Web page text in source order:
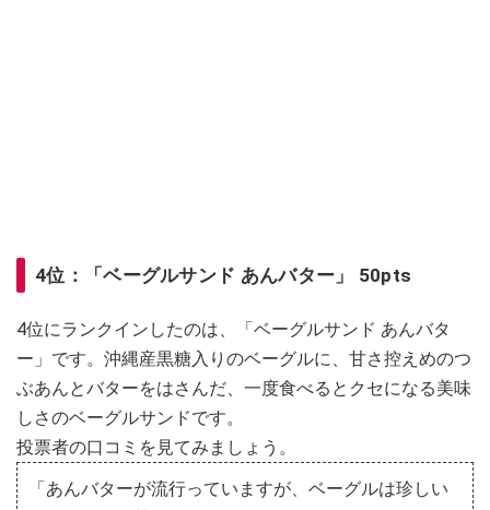
4位：「ベーグルサンド あんバター」 50pts
4位にランクインしたのは、「ベーグルサンド あんバタ
ー」です。沖縄産黒糖入りのベーグルに、甘さ控えめのつ
ぶあんとバターをはさんだ、一度食べるとクセになる美味
しさのベーグルサンドです。
投票者の口コミを見てみましょう。
「あんバターが流行っていますが、ベーグルは珍しい